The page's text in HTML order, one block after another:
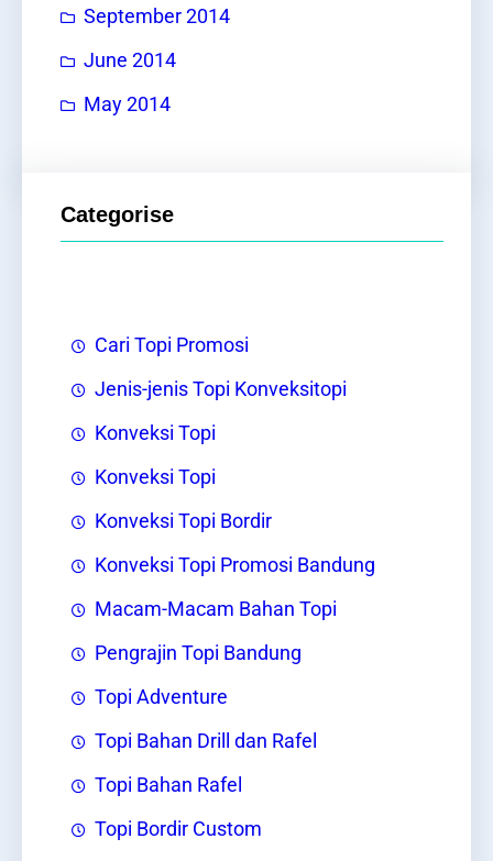
September 2014
June 2014
May 2014
Categorise
Cari Topi Promosi
Jenis-jenis Topi Konveksitopi
Konveksi Topi
Konveksi Topi
Konveksi Topi Bordir
Konveksi Topi Promosi Bandung
Macam-Macam Bahan Topi
Pengrajin Topi Bandung
Topi Adventure
Topi Bahan Drill dan Rafel
Topi Bahan Rafel
Topi Bordir Custom